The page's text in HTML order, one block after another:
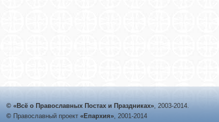
© «Всё о Православных Постах и Праздниках», 2003-2014.
© Православный проект «Епархия», 2001-2014